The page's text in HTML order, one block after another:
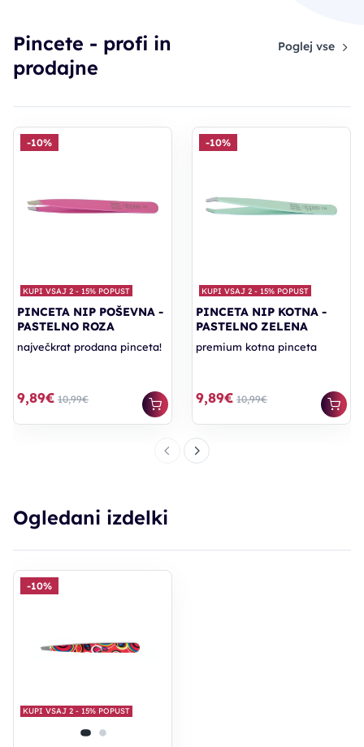
Pincete - profi in
prodajne
Poglej vse
KUPI VSAJ 2 - 15% POPUST
-10%
PINCETA NIP POŠEVNA -
PASTELNO ROZA
največkrat prodana pinceta!
9,89€ 10,99€
KUPI VSAJ 2 - 15% POPUST
-10%
PINCETA NIP KOTNA -
PASTELNO ZELENA
premium kotna pinceta
9,89€ 10,99€
Ogledani izdelki
KUPI VSAJ 2 - 15% POPUST
-10%